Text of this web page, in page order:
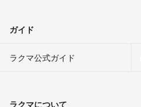
ガイド
ラクマ公式ガイド
ラクマについて